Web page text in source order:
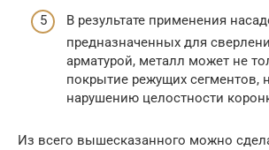
В результате применения
предназначенных для
арматурой, металл может не
покрытие режущих сегментов,
нарушению целостности
Из всего вышесказанного можно